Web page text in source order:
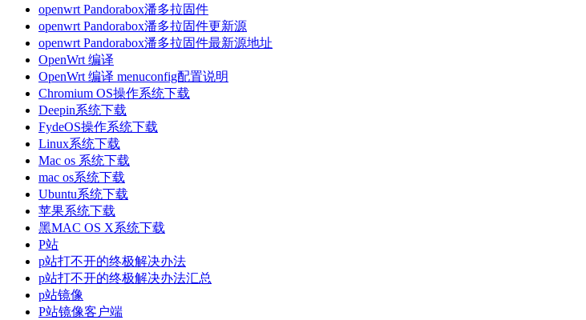
openwrt Pandorabox潘多拉固件
openwrt Pandorabox潘多拉固件更新源
openwrt Pandorabox潘多拉固件最新源地址
OpenWrt 编译
OpenWrt 编译 menuconfig配置说明
Chromium OS操作系统下载
Deepin系统下载
FydeOS操作系统下载
Linux系统下载
Mac os 系统下载
mac os系统下载
Ubuntu系统下载
苹果系统下载
黑MAC OS X系统下载
P站
p站打不开的终极解决办法
p站打不开的终极解决办法汇总
p站镜像
P站镜像客户端